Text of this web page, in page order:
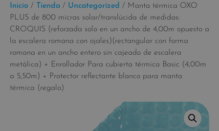
Inicio / Tienda / Uncategorized / Manta térmica OXO
PLUS de 800 micras solar/translúcida de medidas:
CROQUIS (reforzada solo en un ancho de 4,00m opuesto a
la escalera romana con ojales)(rectangular con forma
romana en un ancho entero sin cajeado de escalera
metálica) + Enrollador Para cubierta térmica Basic (4,00m
a 5,50m) + Protector reflectante blanco para manta
térmica (regalo)